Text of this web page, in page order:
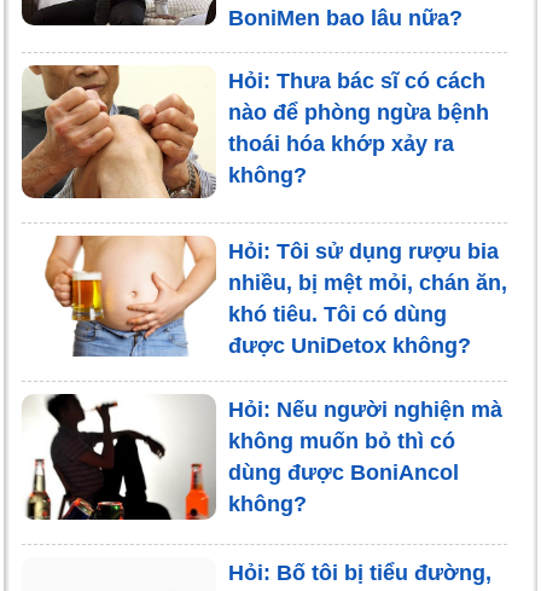
BoniMen bao lâu nữa?
Hỏi: Thưa bác sĩ có cách
nào để phòng ngừa bệnh
thoái hóa khớp xảy ra
không?
Hỏi: Tôi sử dụng rượu bia
nhiều, bị mệt mỏi, chán ăn,
khó tiêu. Tôi có dùng
được UniDetox không?
Hỏi: Nếu người nghiện mà
không muốn bỏ thì có
dùng được BoniAncol
không?
Hỏi: Bố tôi bị tiểu đường,